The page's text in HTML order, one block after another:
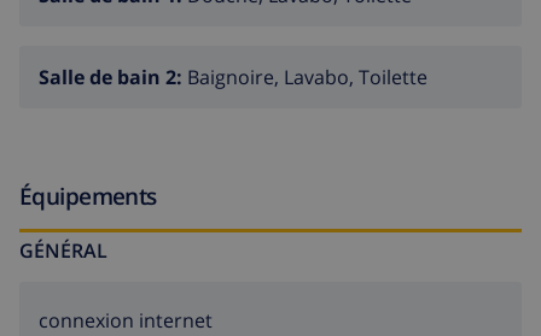
Salle de bain 2: Baignoire, Lavabo, Toilette
Équipements
GÉNÉRAL
connexion internet